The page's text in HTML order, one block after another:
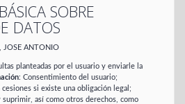
SOBRE
DATOS
JOSE ANTONIO
planteadas por el usuario y enviarle la
: Consentimiento del usuario;
cesiones si existe una obligación legal;
así como otros derechos, como